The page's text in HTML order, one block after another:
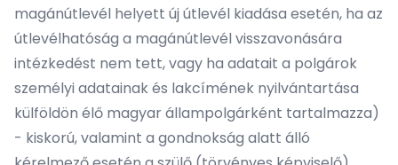
magánútlevél helyett új útlevél kiadása esetén, ha az
útlevélhatóság a magánútlevél visszavonására
intézkedést nem tett, vagy ha adatait a polgárok
személyi adatainak és lakcímének nyilvántartása
külföldön élő magyar állampolgárként tartalmazza)
- kiskorú, valamint a gondnokság alatt álló